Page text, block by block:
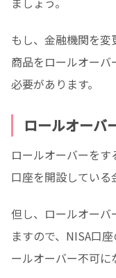
もし、金融機関を
商品をロールオー
必要があります。
ロールオーバ
ロールオーバーを
口座を開設している
但し、ロールオーバ
ますので、NISA口
ールオーバー不可に